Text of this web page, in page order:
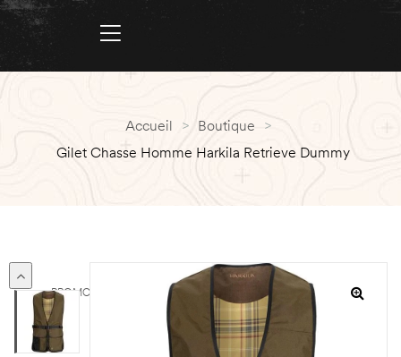
Accueil > Boutique >
Gilet Chasse Homme Harkila Retrieve Dummy
PROMO